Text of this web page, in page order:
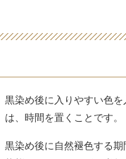
黒染め後に入りやすい色
は、時間を置くことです。
黒染め後に自然褪色する